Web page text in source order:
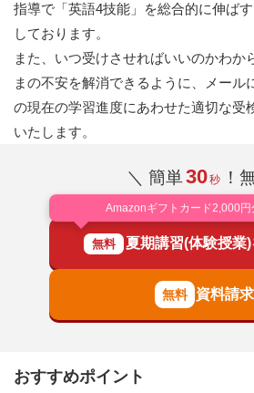
指導で「英語4技能」を総合的に伸ば
しております。
また、いつ受けさせればいいのかわか
まの不安を解消できるように、メール
の現在の学習進度にあわせた適切な受
いたします。
＼ 簡単30秒 ！
Amazonギフトカード2,000円
無料 夏期講習(体験授業
資料請求
おすすめポイント